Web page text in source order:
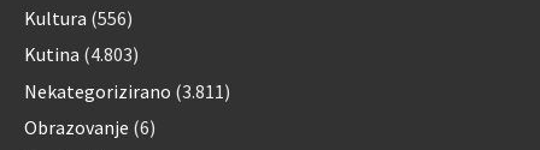
Kultura (556)
Kutina (4.803)
Nekategorizirano (3.811)
Obrazovanje (6)